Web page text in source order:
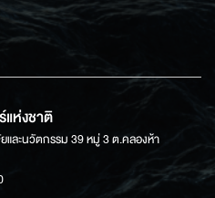
ห่งชาติ
ละนวัตกรรม 39 หมู่ 3 ต.คลองห้า